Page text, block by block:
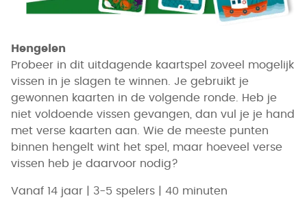
Hengelen
Probeer in dit uitdagende kaartspel zoveel mogelijk
vissen in je slagen te winnen. Je gebruikt je
gewonnen kaarten in de volgende ronde. Heb je
niet voldoende vissen gevangen, dan vul je je hand
met verse kaarten aan. Wie de meeste punten
binnen hengelt wint het spel, maar hoeveel verse
vissen heb je daarvoor nodig?
Vanaf 14 jaar | 3-5 spelers | 40 minuten